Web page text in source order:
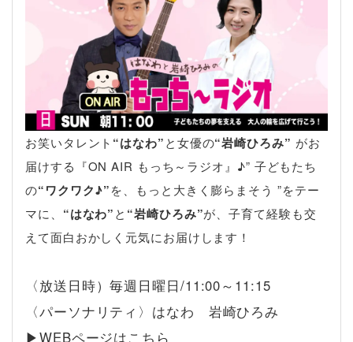
お笑いタレント “はなわ”と女優の“岩崎ひろみ” がお
届けする『ON AIR もっち～ラジオ』♪” 子どもたち
の“ワクワク♪”を、もっと大きく膨らまそう ”をテー
マに、 “はなわ”と “岩崎ひろみ”が、子育て経験も交
えて面白おかしく元気にお届けします！
〈放送日時）毎週日曜日/11:00～11:15
〈パーソナリティ〉はなわ 岩崎ひろみ
▶︎WEBページはこちら